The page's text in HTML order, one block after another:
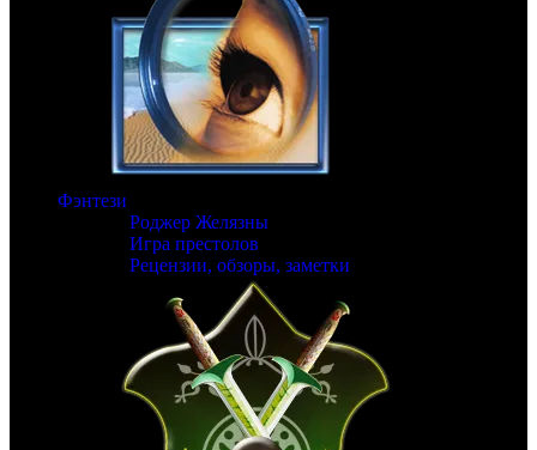
Фэнтези
Роджер Желязны
Игра престолов
Рецензии, обзоры, заметки